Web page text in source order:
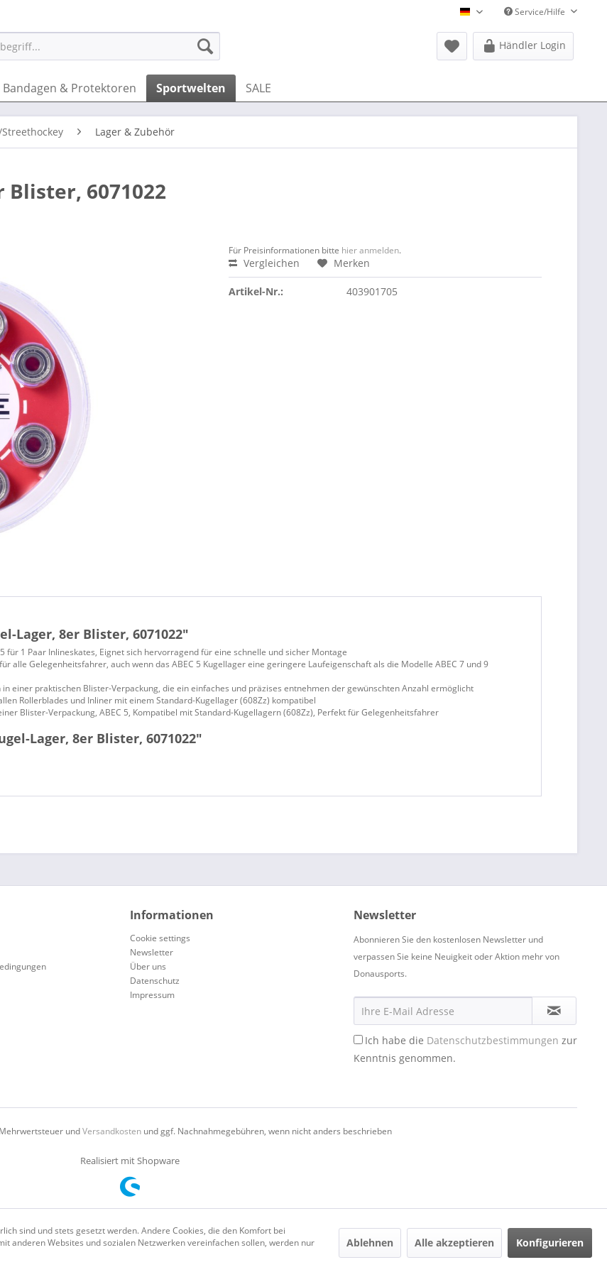
Donausports Deutsch
Service/Hilfe
Händler Login
Bandagen & Protektoren Sportwelten SALE
Lager & Zubehör
Blister, 6071022
Für Preisinformationen bitte hier anmelden.
Vergleichen Merken
Artikel-Nr.: 403901705
Lager, 8er Blister, 6071022"
5 für 1 Paar Inlineskates, Eignet sich hervorragend für eine schnelle und sicher Montage
für alle Gelegenheitsfahrer, auch wenn das ABEC 5 Kugellager eine geringere Laufeigenschaft als die Modelle ABEC 7 und 9
in einer praktischen Blister-Verpackung, die ein einfaches und präzises entnehmen der gewünschten Anzahl ermöglicht
allen Rollerblades und Inliner mit einem Standard-Kugellager (608Zz) kompatibel
Blister-Verpackung, ABEC 5, Kompatibel mit Standard-Kugellagern (608Zz), Perfekt für Gelegenheitsfahrer
Lager, 8er Blister, 6071022"
Informationen
Cookie settings
Newsletter
Über uns
Datenschutz
Impressum
Newsletter
Abonnieren Sie den kostenlosen Newsletter und
verpassen Sie keine Neuigkeit oder Aktion mehr von
Donausports.
Ich habe die Datenschutzbestimmungen zur
Kenntnis genommen.
undVersandkosten und ggf. Nachnahmegebühren, wenn nicht anders beschrieben
Realisiert mit Shopware
sind und stets gesetzt werden. Andere Cookies, die den Komfort bei
anderen Websites und sozialen Netzwerken vereinfachen sollen, werden nur
Ablehnen Alle akzeptieren Konfigurieren